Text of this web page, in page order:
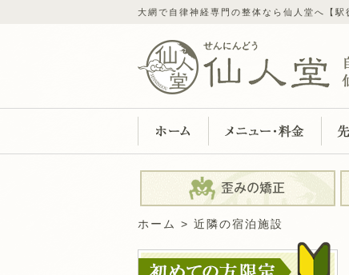
大網で自律神経専門の整体なら仙人堂へ【駅
ホーム 近隣の宿泊施設